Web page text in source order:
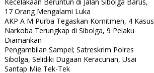
17 Orang Mengalami Luka
AKP A M Purba Tegaskan Komitmen, 4 Kasus
Narkoba Terungkap di Sibolga, 9 Pelaku
Diamankan
Pengambilan Sampel; Satreskrim Polres
Sibolga, Selidiki Dugaan Keracunan, Usai
Santap Mie Tek-Tek